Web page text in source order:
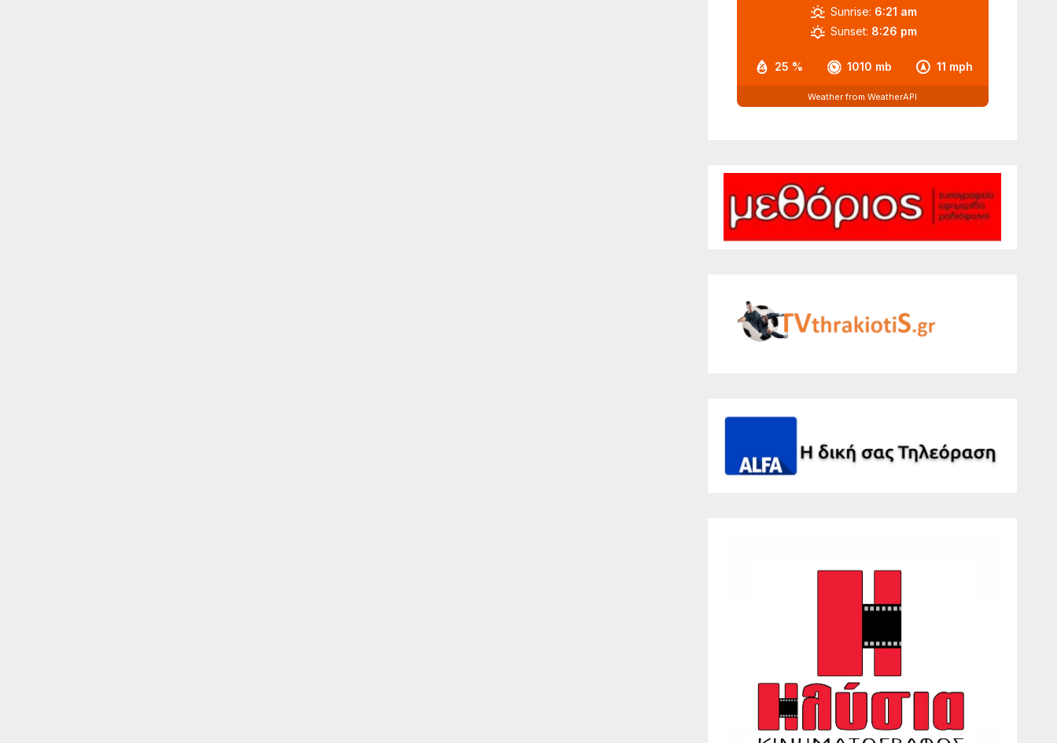
25 % 1010 mb 11 mph
Sunrise: 6:21 am
Sunset: 8:26 pm
Weather from WeatherAPI